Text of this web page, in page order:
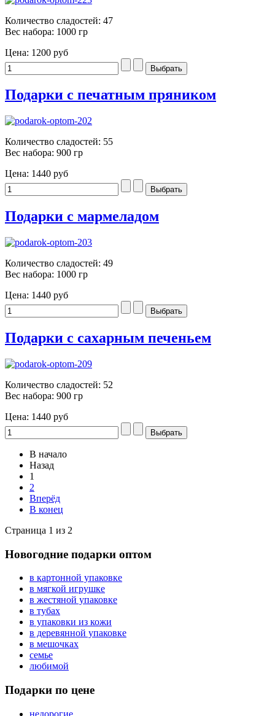
Количество сладостей: 47
Вес набора: 1000 гр
Цена: 1200 руб
Подарки с печатным пряником
Количество сладостей: 55
Вес набора: 900 гр
Цена: 1440 руб
Подарки с мармеладом
Количество сладостей: 49
Вес набора: 1000 гр
Цена: 1440 руб
Подарки с сахарным печеньем
Количество сладостей: 52
Вес набора: 900 гр
Цена: 1440 руб
В начало
Назад
1
2
Вперёд
В конец
Страница 1 из 2
Новогодние подарки оптом
в картонной упаковке
в мягкой игрушке
в жестяной упаковке
в тубах
в упаковки из кожи
в деревянной упаковке
в мешочках
семье
любимой
Подарки по цене
недорогие